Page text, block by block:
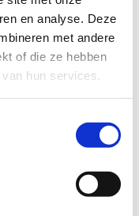
en analyse. Deze
met andere
of die ze hebben
hun services.
geschikt voor
zonder opladen.
je een laptop